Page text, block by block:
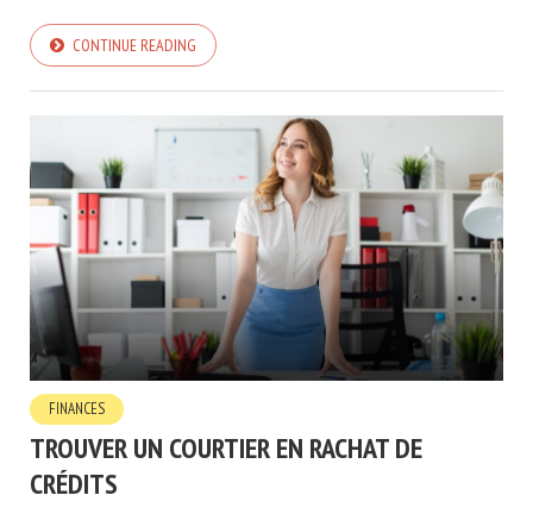
CONTINUE READING
FINANCES
TROUVER UN COURTIER EN RACHAT DE
CRÉDITS